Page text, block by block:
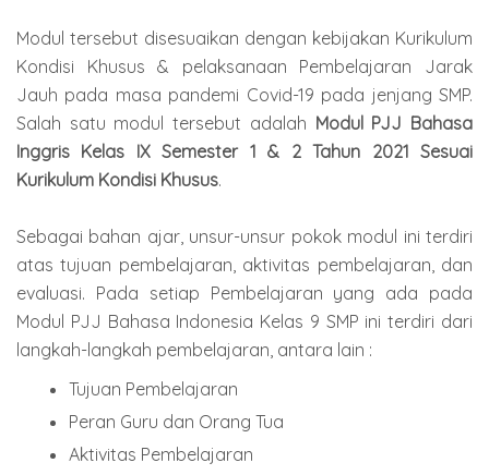
Modul tersebut disesuaikan dengan kebijakan Kurikulum
Kondisi Khusus & pelaksanaan Pembelajaran Jarak
Jauh pada masa pandemi Covid-19 pada jenjang SMP.
Salah satu modul tersebut adalah Modul PJJ Bahasa
Inggris Kelas IX Semester 1 & 2 Tahun 2021 Sesuai
Kurikulum Kondisi Khusus.
Sebagai bahan ajar, unsur-unsur pokok modul ini terdiri
atas tujuan pembelajaran, aktivitas pembelajaran, dan
evaluasi. Pada setiap Pembelajaran yang ada pada
Modul PJJ Bahasa Indonesia Kelas 9 SMP ini terdiri dari
langkah-langkah pembelajaran, antara lain :
Tujuan Pembelajaran
Peran Guru dan Orang Tua
Aktivitas Pembelajaran